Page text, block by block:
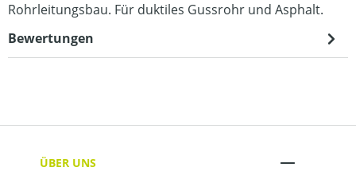
Rohrleitungsbau. Für duktiles Gussrohr und Asphalt.
Bewertungen
ÜBER UNS